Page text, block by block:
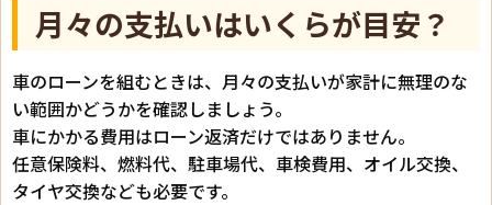
月々の支払いはいくらが目安？
車のローンを組むときは、月々の支払いが家計に無理のな
い範囲かどうかを確認しましょう。
車にかかる費用はローン返済だけではありません。
任意保険料、燃料代、駐車場代、車検費用、オイル交換、
タイヤ交換なども必要です。